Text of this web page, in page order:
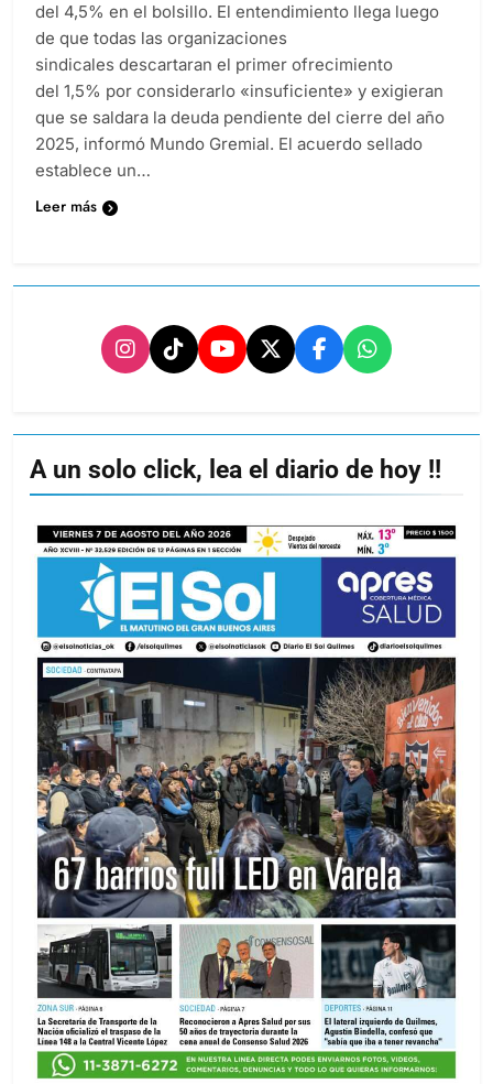
del 4,5% en el bolsillo. El entendimiento llega luego
de que todas las organizaciones
sindicales descartaran el primer ofrecimiento
del 1,5% por considerarlo «insuficiente» y exigieran
que se saldara la deuda pendiente del cierre del año
2025, informó Mundo Gremial. El acuerdo sellado
establece un…
Leer más
A un solo click, lea el diario de hoy !!